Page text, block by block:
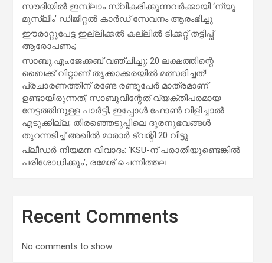
സൗദിയില്‍ ഇസ്‌ലാം സ്വീകരിക്കുന്നവര്‍ക്കായി ‘ന്യൂ
മുസ്ലിം’ ഡിജിറ്റല്‍ കാര്‍ഡ് സേവനം ആരംഭിച്ചു
ഈരാറ്റുപേട്ട ഇല്ലിക്കൽ കല്ലിൽ ടിക്കറ്റ് തട്ടിപ്പ്
ആരോപണം;
സാബു.എം.ജേക്കബ് വഞ്ചിച്ചു; 20 ലക്ഷത്തിന്റെ
ബൈക്ക് വിറ്റാണ് തൃക്കാക്കരയില്‍ മത്സരിച്ചത്!
പ്രചാരണത്തിന് രണ്ടേ രണ്ടുപേര്‍ മാത്രമാണ്
ഉണ്ടായിരുന്നത്; സാബുവിന്റേത് വ്യക്തിപരമായ
നേട്ടത്തിനുള്ള പാര്‍ട്ടി; ഇപ്പോള്‍ ഫോണ്‍ വിളിച്ചാല്‍
എടുക്കില്ല; തിരഞ്ഞെടുപ്പിലെ ദുരനുഭവങ്ങള്‍
തുറന്നടിച്ച് അഖില്‍ മാരാര്‍ ട്വന്റി 20 വിട്ടു
പ്ലീഡർ നിയമന വിവാദം: ‘KSU-ന് പരാതിയുണ്ടെങ്കിൽ
പരിശോധിക്കും’; രമേശ് ചെന്നിത്തല
Recent Comments
No comments to show.